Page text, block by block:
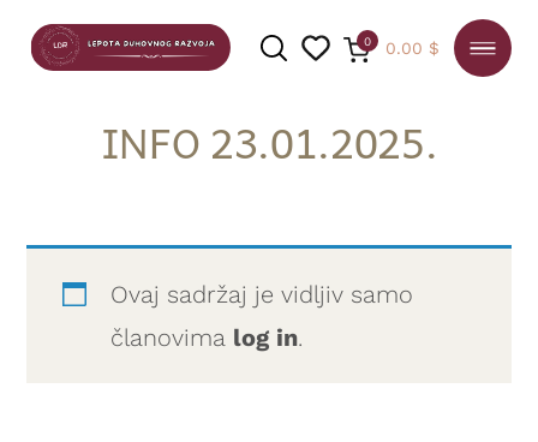
0 0.00 $
INFO 23.01.2025.
Ovaj sadržaj je vidljiv samo
članovima log in.